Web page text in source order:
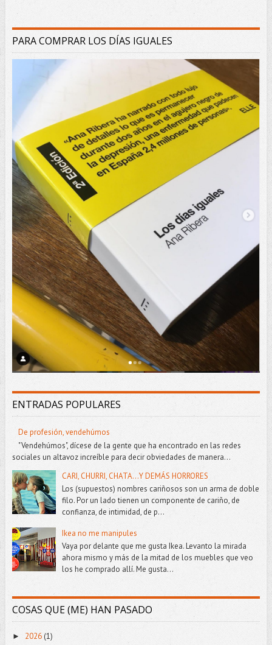
PARA COMPRAR LOS DÍAS IGUALES
ENTRADAS POPULARES
De profesión, vendehúmos
"Vendehúmos", dícese de la gente que ha encontrado en las redes
sociales un altavoz increíble para decir obviedades de manera...
CARI, CHURRI, CHATA...Y DEMÁS HORRORES
Los (supuestos) nombres cariñosos son un arma de doble
filo. Por un lado tienen un componente de cariño, de
confianza, de intimidad, de p...
Ikea no me manipules
Vaya por delante que me gusta Ikea. Levanto la mirada
ahora mismo y más de la mitad de los muebles que veo
los he comprado allí. Me gusta...
COSAS QUE (ME) HAN PASADO
► 2026 (1)